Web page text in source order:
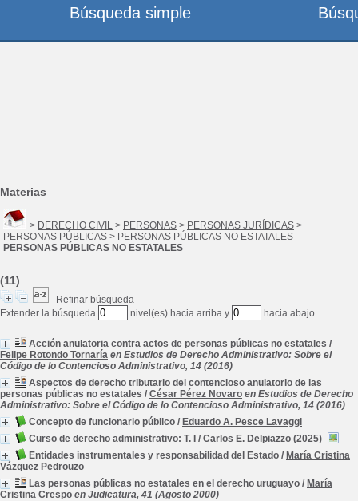
Materias
> DERECHO CIVIL > PERSONAS > PERSONAS JURÍDICAS >
PERSONAS PÚBLICAS > PERSONAS PÚBLICAS NO ESTATALES
PERSONAS PÚBLICAS NO ESTATALES
(11)
Refinar búsqueda
Extender la búsqueda
nivel(es) hacia arriba y hacia abajo
Acción anulatoria contra actos de personas públicas no estatales /
Felipe Rotondo Tornaría en Estudios de Derecho Administrativo: Sobre el
Código de lo Contencioso Administrativo, 14 (2016)
Aspectos de derecho tributario del contencioso anulatorio de las
personas públicas no estatales / César Pérez Novaro en Estudios de Derecho
Administrativo: Sobre el Código de lo Contencioso Administrativo, 14 (2016)
Concepto de funcionario público / Eduardo A. Pesce Lavaggi
Curso de derecho administrativo: T. I
/ Carlos E. Delpiazzo (2025)
Entidades instrumentales y responsabilidad del Estado / María Cristina
Vázquez Pedrouzo
Las personas públicas no estatales en el derecho uruguayo / María
Cristina Crespo en Judicatura, 41 (Agosto 2000)
Búsqueda simple